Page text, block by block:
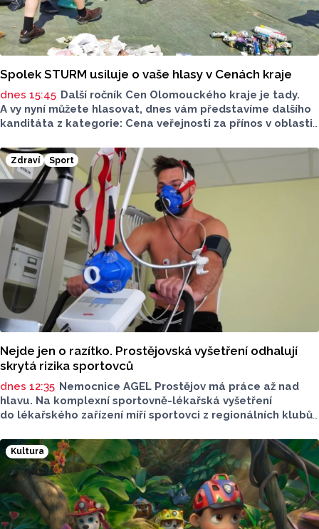
Spolek STURM usiluje o vaše hlasy v Cenách kraje
dnes 15:45 Další ročník Cen Olomouckého kraje je tady.
A vy nyní můžete hlasovat, dnes vám představíme dalšího
kanditáta z kategorie: Cena veřejnosti za přínos v oblasti
v kategorii: Významný počin v ochraně životního prostředí -
právnická osoba.
Zdraví Sport
Nejde jen o razítko. Prostějovská vyšetření odhalují
skrytá rizika sportovců
dnes 12:35 Nemocnice AGEL Prostějov má práce až nad
hlavu. Na komplexní sportovně-lékařská vyšetření
do lékařského zařízení míří sportovci z regionálních klubů,
o tom tisková mluvčí nemocnice Radka Miloševská.
V Prostějově vyšetřují i sportovce z Moravskoslezského,
Zlínského nebo Jihomoravského kraje.
Kultura